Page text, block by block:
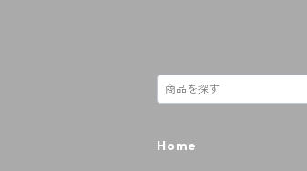
Home